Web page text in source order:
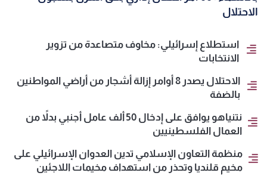
الاحتلال
استطلاع إسرائيلي: مخاوف متصاعدة من تزوير
الانتخابات
الاحتلال يصدر 8 أوامر إزالة أشجار من أراضي المواطنين
بالضفة
نتنياهو يوافق على إدخال 50 ألف عامل أجنبي بدلاً من
العمال الفلسطينيين
منظمة التعاون الإسلامي تدين العدوان الإسرائيلي على
مخيم قلنديا وتحذر من استهداف مخيمات اللاجئين